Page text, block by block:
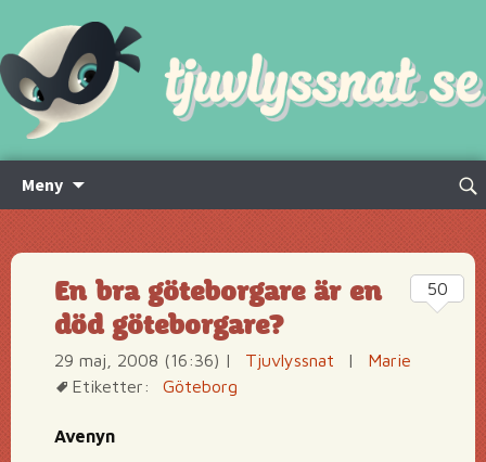
Meny
innehåll
Sök
En bra göteborgare är en
död göteborgare?
29 maj, 2008 (16:36) | Tjuvlyssnat |
Marie
Etiketter:
Göteborg
Avenyn
50